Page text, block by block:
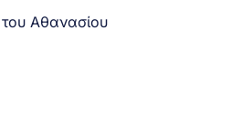
Αθανασίου